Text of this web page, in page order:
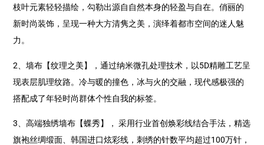
枝叶元素轻轻描绘，勾勒出源自自然本身的轻盈与自在。俏丽的
新时尚装饰，呈现一种大方清隽之美，演绎着都市空间的迷人魅
力。
2、墙布【纹理之美】，通过纳米微孔处理技术，以5D精雕工艺呈
现表层肌理纹路。冷与暖的撞色，冰与火的交融，现代感极强的
搭配成了年轻时尚群体个性自我的标签。
3、高端独绣墙布【蝶秀】， 采用行业首创焕彩线结合手法，精选
旗袍丝绸缎面、韩国进口炫彩线，刺绣的针数平均超过100万针，